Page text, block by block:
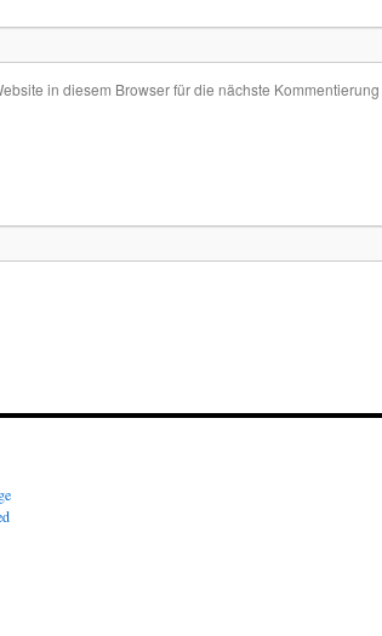
in diesem Browser für die nächste Kommentierung